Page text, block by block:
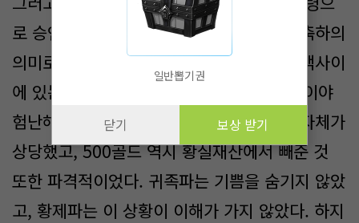
로 승인하는 절차가 일사천리로 진행되고, 축하의
의미로 준이 소유한 땅 뒤쪽부터 드래곤 산맥사이
에 있는 산 전체와 500골드를 하사했다. 땅이야
험난해서 사실 쓸모가 없다 하더라도 규모 자체가
상당했고, 500골드 역시 황실재산에서 빼준 것
또한 파격적이었다. 귀족파는 기쁨을 숨기지 않았
고, 황제파는 이 상황이 이해가 가지 않았다. 하지
일반뽑기권
닫기 보상 받기